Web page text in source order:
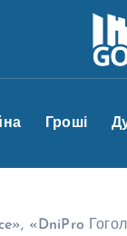
Гроші
«DniPro